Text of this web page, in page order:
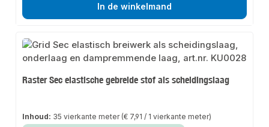
In de winkelmand
Raster Sec elastische gebreide stof als scheidingslaag
Inhoud: 35 vierkante meter (€ 7,91 / 1 vierkante meter)